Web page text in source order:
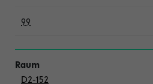
99
D2-152